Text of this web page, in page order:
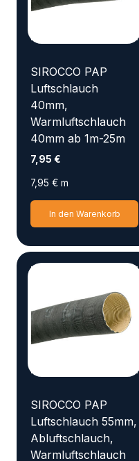
SIROCCO PAP
Luftschlauch
40mm,
Warmluftschlauch
40mm ab 1m-25m
7,95 €
7,95 € m
In den Warenkorb
SIROCCO PAP
Luftschlauch 55mm,
Abluftschlauch,
Warmluftschlauch